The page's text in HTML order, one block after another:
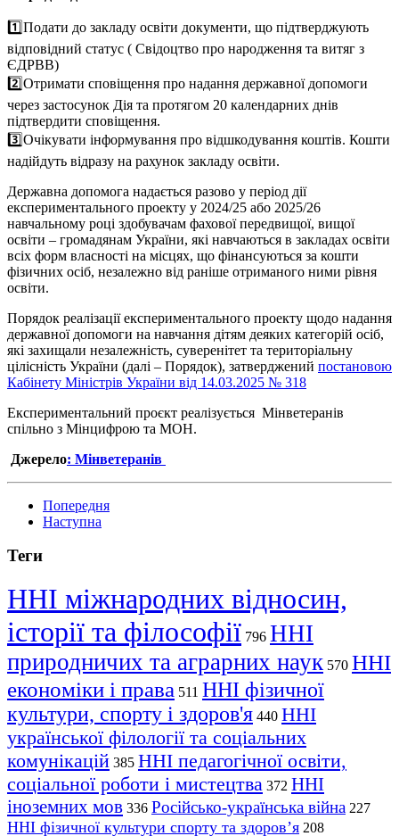
1️⃣Подати до закладу освіти документи, що підтверджують
відповідний статус ( Свідоцтво про народження та витяг з
ЄДРВВ)
2️⃣Отримати сповіщення про надання державної допомоги
через застосунок Дія та протягом 20 календарних днів
підтвердити сповіщення.
3️⃣Очікувати інформування про відшкодування коштів. Кошти
надійдуть відразу на рахунок закладу освіти.
Державна допомога надається разово у період дії
експериментального проекту у 2024/25 або 2025/26
навчальному році здобувачам фахової передвищої, вищої
освіти – громадянам України, які навчаються в закладах освіти
всіх форм власності на місцях, що фінансуються за кошти
фізичних осіб, незалежно від раніше отриманого ними рівня
освіти.
Порядок реалізації експериментального проекту щодо надання
державної допомоги на навчання дітям деяких категорій осіб,
які захищали незалежність, суверенітет та територіальну
цілісність України (далі – Порядок), затверджений постановою
Кабінету Міністрів України від 14.03.2025 № 318
Експериментальний проєкт реалізується Мінветеранів
спільно з Мінцифрою та МОН.
Джерело: Мінветеранів
Попередня
Наступна
Теги
ННІ міжнародних відносин,
історії та філософії 796 ННІ
природничих та аграрних наук 570 ННІ
економіки і права 511 ННІ фізичної
культури, спорту і здоров'я 440 ННІ
української філології та соціальних
комунікацій 385 ННІ педагогічної освіти,
соціальної роботи і мистецтва 372 ННІ
іноземних мов 336 Російсько-українська війна 227
ННІ фізичної культури спорту та здоров’я 208